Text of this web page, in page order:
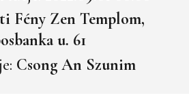
Fény Zen Templom,
u. 61
Csong An Szunim